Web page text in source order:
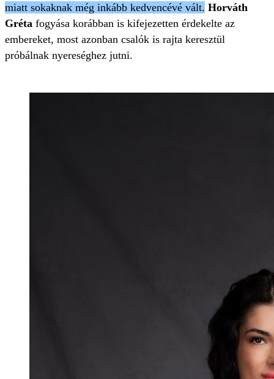
miatt sokaknak még inkább kedvencévé vált. Horváth
Gréta fogyása korábban is kifejezetten érdekelte az
embereket, most azonban csalók is rajta keresztül
próbálnak nyereséghez jutni.